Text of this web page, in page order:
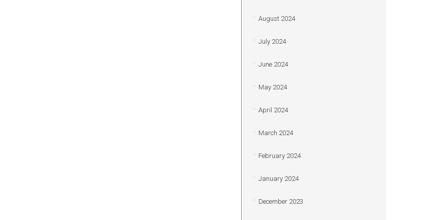
August 2024
July 2024
June 2024
May 2024
April 2024
March 2024
February 2024
January 2024
December 2023